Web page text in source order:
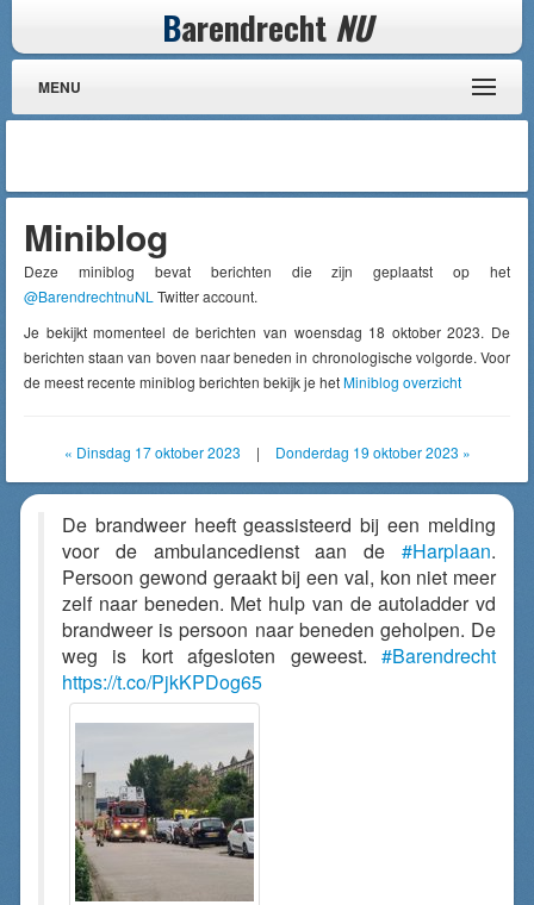
Barendrecht NU
MENU
Miniblog
Deze miniblog bevat berichten die zijn geplaatst op het
@BarendrechtnuNL Twitter account.
Je bekijkt momenteel de berichten van woensdag 18 oktober 2023. De
berichten staan van boven naar beneden in chronologische volgorde. Voor
de meest recente miniblog berichten bekijk je hetMiniblog overzicht
« Dinsdag 17 oktober 2023 | Donderdag 19 oktober 2023 »
De brandweer heeft geassisteerd bij een melding
voor de ambulancedienst aan de #Harplaan.
Persoon gewond geraakt bij een val, kon niet meer
zelf naar beneden. Met hulp van de autoladder vd
brandweer is persoon naar beneden geholpen. De
weg is kort afgesloten geweest. #Barendrecht
https://t.co/PjkKPDog65